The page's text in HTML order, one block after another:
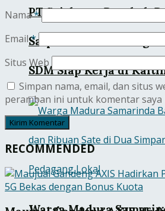
PT Sejahtera Barokah
Satpam dan Cleaning
SDM Siap Kerja di
Nama*
Email*
Situs Web
Simpan nama, email, dan situs
peramban ini untuk komentar saya
RECOMMENDED